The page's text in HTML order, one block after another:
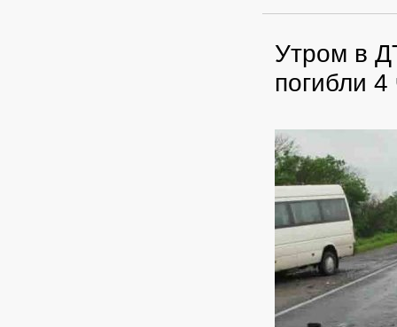
Утром в
погибли